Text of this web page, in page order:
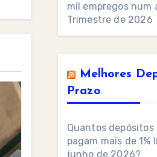
mil empregos num
Trimestre de 2026
Melhores
Prazo
Quantos depósitos
pagam mais de 1%
junho de 2026?